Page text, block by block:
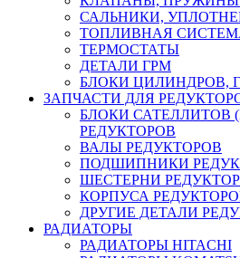
САЛЬНИКИ,
ТОПЛИВНАЯ
ТЕРМОСТАТЫ
ДЕТАЛИ ГРМ
БЛОКИ ЦИЛИНДРОВ,
ЗАПЧАСТИ ДЛЯ
БЛОКИ САТЕЛЛИТОВ
РЕДУКТОРОВ
ВАЛЫ РЕДУКТОРОВ
ПОДШИПНИКИ
ШЕСТЕРНИ
КОРПУСА
ДРУГИЕ ДЕТАЛИ
РАДИАТОРЫ
РАДИАТОРЫ HITACHI